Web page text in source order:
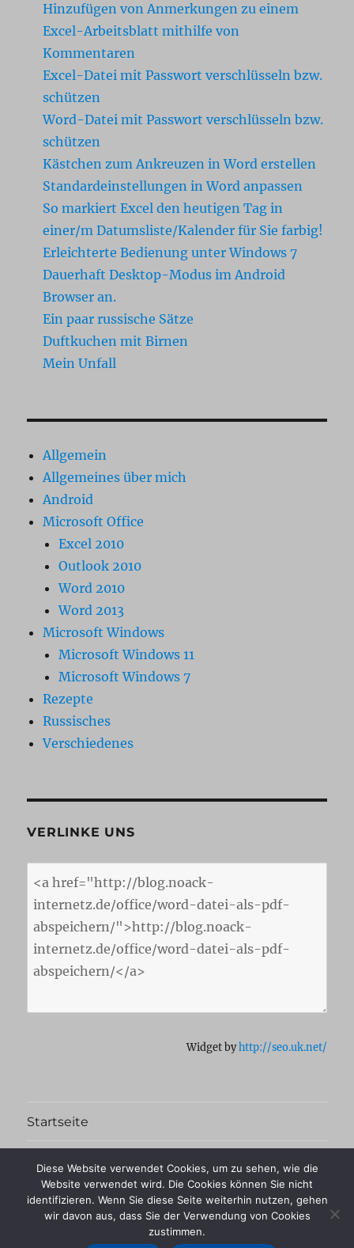
Hinzufügen von Anmerkungen zu einem
Excel-Arbeitsblatt mithilfe von
Kommentaren
Excel-Datei mit Passwort verschlüsseln bzw.
schützen
Word-Datei mit Passwort verschlüsseln bzw.
schützen
Kästchen zum Ankreuzen in Word erstellen
Standardeinstellungen in Word anpassen
So markiert Excel den heutigen Tag in
einer/m Datumsliste/Kalender für Sie farbig!
Erleichterte Bedienung unter Windows 7
Dauerhaft Desktop-Modus im Android
Browser an.
Ein paar russische Sätze
Duftkuchen mit Birnen
Mein Unfall
Allgemein
Allgemeines über mich
Android
Microsoft Office
Excel 2010
Outlook 2010
Word 2010
Word 2013
Microsoft Windows
Microsoft Windows 11
Microsoft Windows 7
Rezepte
Russisches
Verschiedenes
VERLINKE UNS
Widget byhttp://seo.uk.net/
Startseite
Impressum
Diese Website verwendet Cookies, um zu sehen, wie die
Website verwendet wird. Die Cookies können Sie nicht
identifizieren. Wenn Sie diese Seite weiterhin nutzen, gehen
wir davon aus, dass Sie der Verwendung von Cookies
zustimmen.